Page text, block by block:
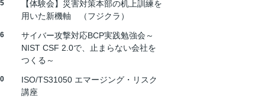
【体験会】災害対策本部の机上訓練を
用いた新機軸 （フジクラ）
サイバー攻撃対応BCP実践勉強会～
NIST CSF 2.0で、止まらない会社を
つくる～
ISO/TS31050 エマージング・リスク
講座